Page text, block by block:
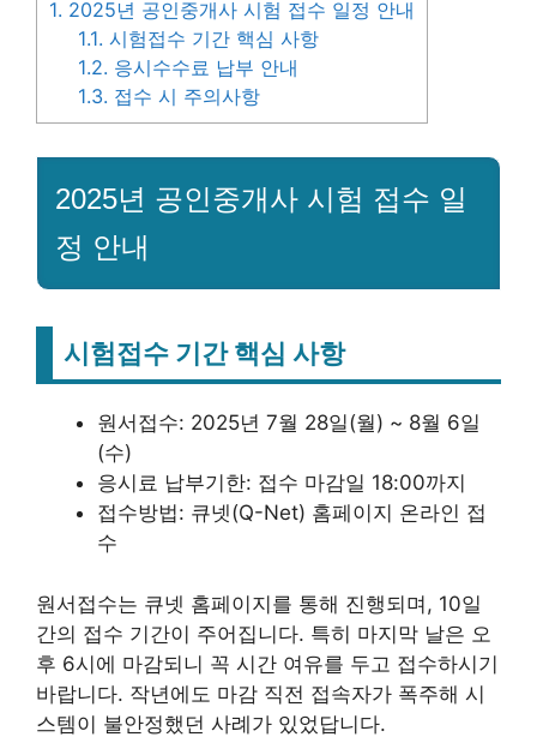
1. 2025년 공인중개사 시험 접수 일정 안내
1.1. 시험접수 기간 핵심 사항
1.2. 응시수수료 납부 안내
1.3. 접수 시 주의사항
2025년 공인중개사 시험 접수 일
정 안내
시험접수 기간 핵심 사항
원서접수: 2025년 7월 28일(월) ~ 8월 6일
(수)
응시료 납부기한: 접수 마감일 18:00까지
접수방법: 큐넷(Q-Net) 홈페이지 온라인 접
수
원서접수는 큐넷 홈페이지를 통해 진행되며, 10일
간의 접수 기간이 주어집니다. 특히 마지막 날은 오
후 6시에 마감되니 꼭 시간 여유를 두고 접수하시기
바랍니다. 작년에도 마감 직전 접속자가 폭주해 시
스템이 불안정했던 사례가 있었답니다.